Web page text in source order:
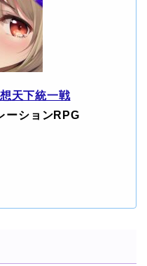
天下統一戦
ーションRPG